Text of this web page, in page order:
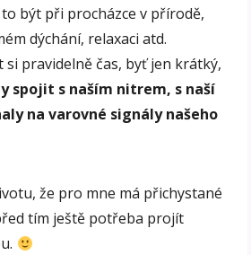
být při procházce v přírodě,
dýchání, relaxaci atd.
si pravidelně čas, byť jen krátký,
spojit s naším nitrem, s naší
na varovné signály našeho
že pro mne má přichystané
tím ještě potřeba projít